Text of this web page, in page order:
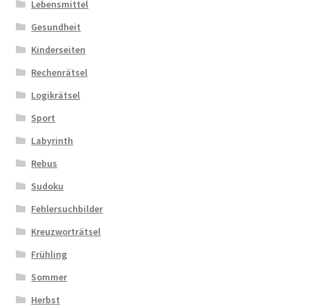
Lebensmittel
Gesundheit
Kinderseiten
Rechenrätsel
Logikrätsel
Sport
Labyrinth
Rebus
Sudoku
Fehlersuchbilder
Kreuzworträtsel
Frühling
Sommer
Herbst